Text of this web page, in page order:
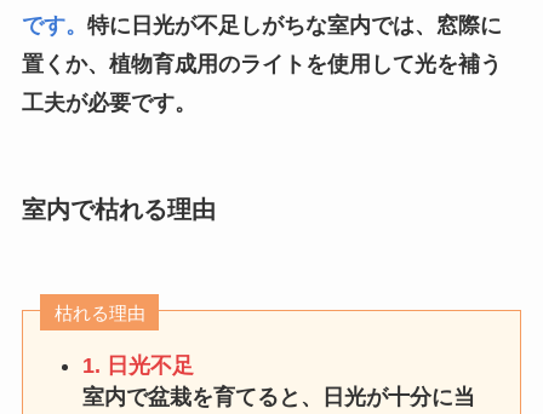
です。 特に日光が不足しがちな室内では、窓際に
置くか、植物育成用のライトを使用して光を補う
工夫が必要です。
室内で枯れる理由
枯れる理由
1. 日光不足
室内で盆栽を育てると、日光が十分に当